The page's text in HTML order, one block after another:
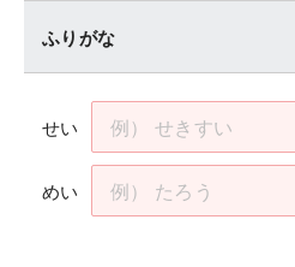
ふりがな
せい
めい